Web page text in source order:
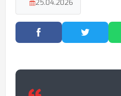
25.04.2026
Facebook'ta Paylaş